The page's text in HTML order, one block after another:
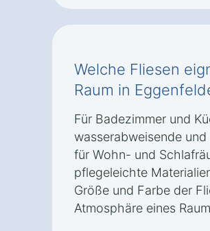
Welche Fliesen
Raum in
Für Badezimmer und
wasserabweisende
für Wohn- und
pflegeleichte
Größe und Farbe der
Atmosphäre eines